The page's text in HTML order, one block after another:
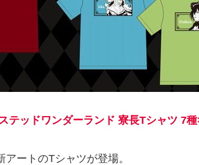
テッドワンダーランド 寮長Tシャツ 7
アートのTシャツが登場。